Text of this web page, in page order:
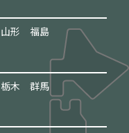
山形 福島
栃木 群馬